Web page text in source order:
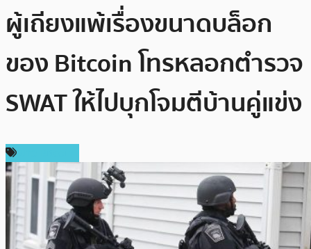
ผู้เถียงแพ้เรื่องขนาดบล็อก
ของ Bitcoin โทรหลอกตำรวจ
SWAT ให้ไปบุกโจมตีบ้านคู่แข่ง